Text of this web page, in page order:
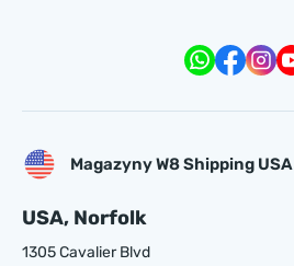
Magazyny W8 Shipping USA
USA, Norfolk
1305 Cavalier Blvd